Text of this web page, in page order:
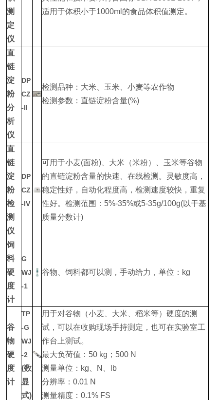
测
定
仪
适用于体积小于1000ml的食品体积值测定。
直
链
淀
粉
分
析
仪
DP
CZ
-II
检测品种：大米、玉米、小麦等农作物
检测参数：直链淀粉含量(%)
直
链
淀
粉
检
测
仪
DP
CZ
-IV
可用于小麦(面粉)、大米（米粉）、玉米等谷物
的直链淀粉含量的快速、在线检测。灵敏度高，
稳定性好，自动化程度高，检测速度较快，重复
性好。检测范围：5%-35%或5-35g/100g(以干基
质量分数计)
饲
料
硬
度
计
G
WJ
-1
谷物、饲料都可以测，手动给力，单位：kg
谷
物
硬
度
计
TP
-G
WJ
-2
(数
显
式)
用于对谷物（小麦、大米、稻米等）硬度的测
试，可以在收购现场手持测定，也可在实验室工
作台上测试。
最大负荷值：50 kg；500 N
测量单位：kg、N、lb
分辨率：0.01 N
测量精度：0.1% FS